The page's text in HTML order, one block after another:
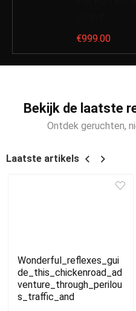
€999.00
Bekijk de laatste
Ontdek geruchten,
Laatste artikels
Wonderful_reflexes_gui
de_this_chickenroad_ad
venture_through_perilou
s_traffic_and